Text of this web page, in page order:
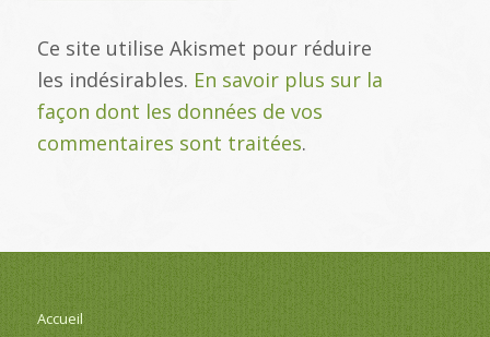
Ce site utilise Akismet pour réduire
les indésirables. En savoir plus sur la
façon dont les données de vos
commentaires sont traitées.
Accueil